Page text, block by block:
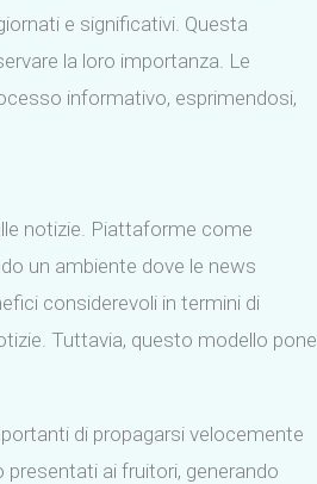
e significativi. Questa
la loro importanza. Le
informativo, esprimendosi,
notizie. Piattaforme come
un ambiente dove le news
considerevoli in termini di
Tuttavia, questo modello pone
di propagarsi velocemente
ai fruitori, generando